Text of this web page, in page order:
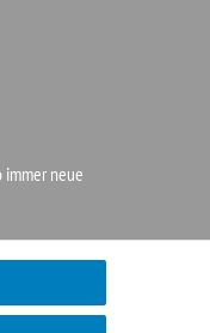
immer neue